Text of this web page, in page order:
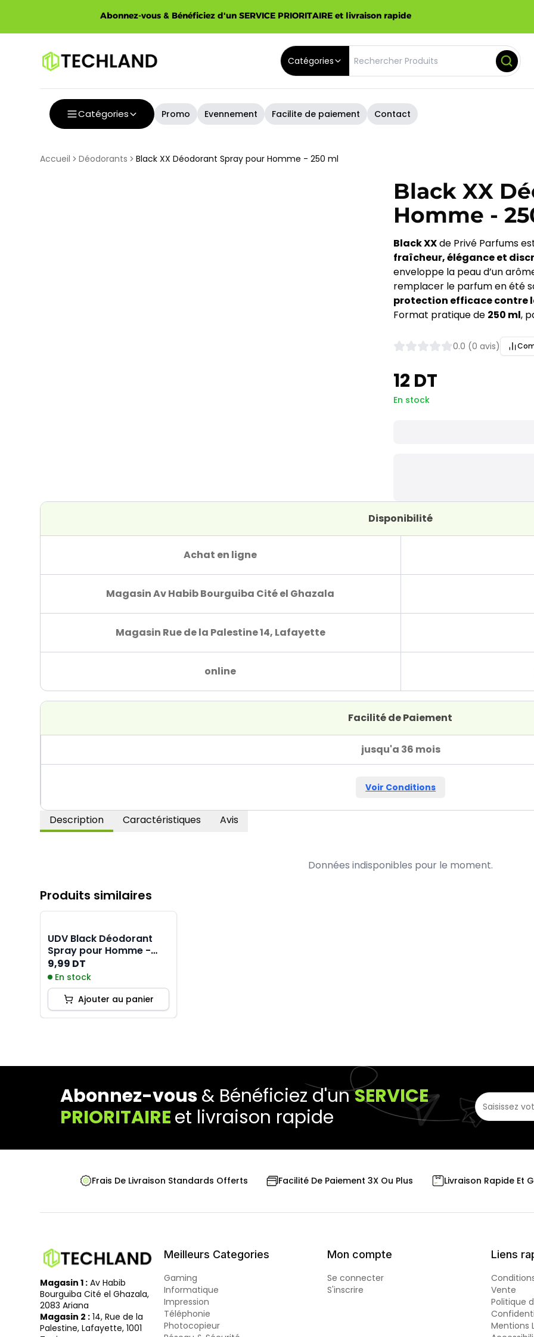
Abonnez-vous & Bénéficiez d'un SERVICE PRIORITAIRE et livraison rapide
Catégories
Catégories Promo Evennement Facilite de paiement Contact
Accueil Déodorants Black XX Déodorant Spray pour Homme - 250 ml
Black XX
Homme -
Black XXde Privé Parfums
fraîcheur, élégance et
enveloppe la peau d’un
remplacer le parfum en été
protection efficace contre
Format pratique de 250 ml,
0.0 (0 avis)
12 DT
En stock
Disponibilité
Achat en ligne
Magasin Av Habib Bourguiba Cité el Ghazala
Magasin Rue de la Palestine 14, Lafayette
online
Facilité de Paiement
jusqu'a 36 mois
Voir Conditions
Description Caractéristiques Avis
Données indisponibles pour le moment.
Produits similaires
UDV Black Déodorant
Spray pour Homme -
200ML
9,99 DT
En stock
Ajouter au panier
Abonnez-vous& Bénéficiez d'unSERVICE
PRIORITAIREet livraison rapide
Frais De Livraison Standards Offerts Facilité De Paiement 3X Ou Plus Livraison Rapide Et
Magasin 1 : Av Habib
Bourguiba Cité el Ghazala,
2083 Ariana
Magasin 2 : 14, Rue de la
Palestine, Lafayette, 1001
Meilleurs Categories
Gaming
Informatique
Impression
Téléphonie
Photocopieur
Mon compte
Se connecter
S'inscrire
Liens
Vente
Politique
Mentions